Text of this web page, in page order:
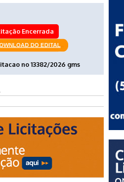
Encerrada
no 13382/2026 gms